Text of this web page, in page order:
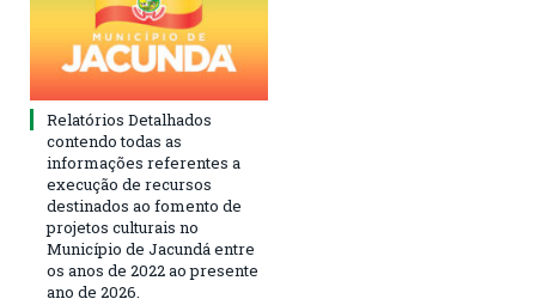
Relatórios Detalhados
contendo todas as
informações referentes a
execução de recursos
destinados ao fomento de
projetos culturais no
Município de Jacundá entre
os anos de 2022 ao presente
ano de 2026.